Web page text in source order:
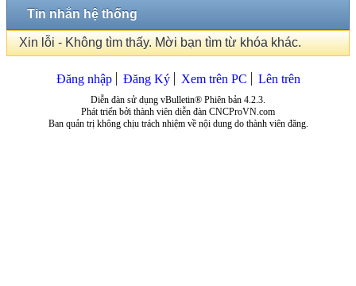
Tin nhắn hệ thống
Xin lỗi - Không tìm thấy. Mời bạn tìm từ khóa khác.
Đăng nhập Đăng Ký Xem trên PC Lên trên
Diễn đàn sử dụng vBulletin® Phiên bản 4.2.3.
Phát triển bởi thành viên diễn đàn CNCProVN.com
Ban quản trị không chịu trách nhiệm về nội dung do thành viên đăng.